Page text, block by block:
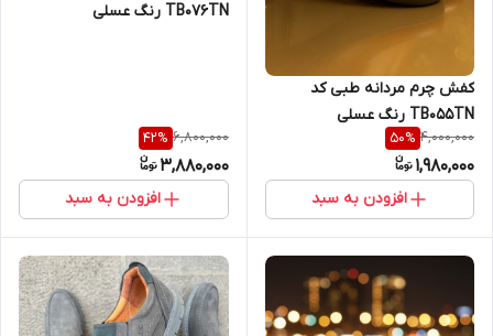
کفش چرم مردانه طبی کد
TB055TN رنگ عسلی
4,000,000
50%
1,980,000
افزودن به سبد
TB076TN رنگ عسلی
6,800,000
42%
3,880,000
افزودن به سبد